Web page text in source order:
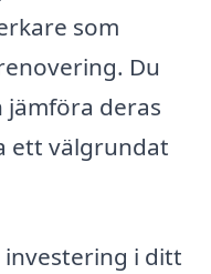
som
Du
jämföra deras
ett välgrundat
i ditt